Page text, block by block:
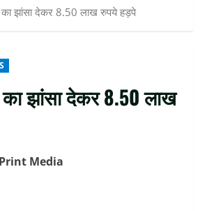
का झांसा देकर 8.50 लाख रुपये हड़पे
का झांसा देकर 8.50 लाख
Media